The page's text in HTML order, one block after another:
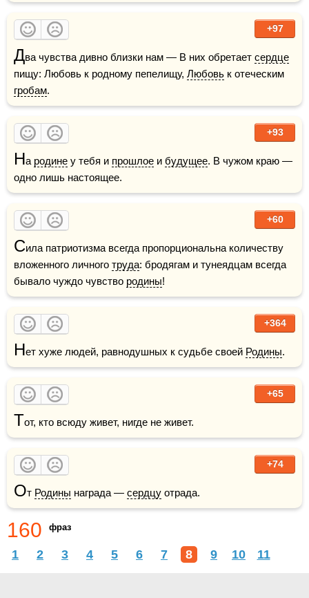
+97
Два чувства дивно близки нам — В них обретает сердце
пищу: Любовь к родному пепелищу, Любовь
гробам.
+93
На родине у тебя и прошлое и будущее. В чужом краю —
одно лишь настоящее.
+60
Сила патриотизма всегда пропорциональна количеству
вложенного личного труда: бродягам и тунеядцам всегда
бывало чуждо чувство родины!
+364
Нет хуже людей, равнодушных к судьбе своей Родины.
+65
Тот, кто всюду живет, нигде не живет.
+74
От Родины награда — сердцу отрада.
160 фраз
1 2 3 4 5 6 7 8 9 10 11